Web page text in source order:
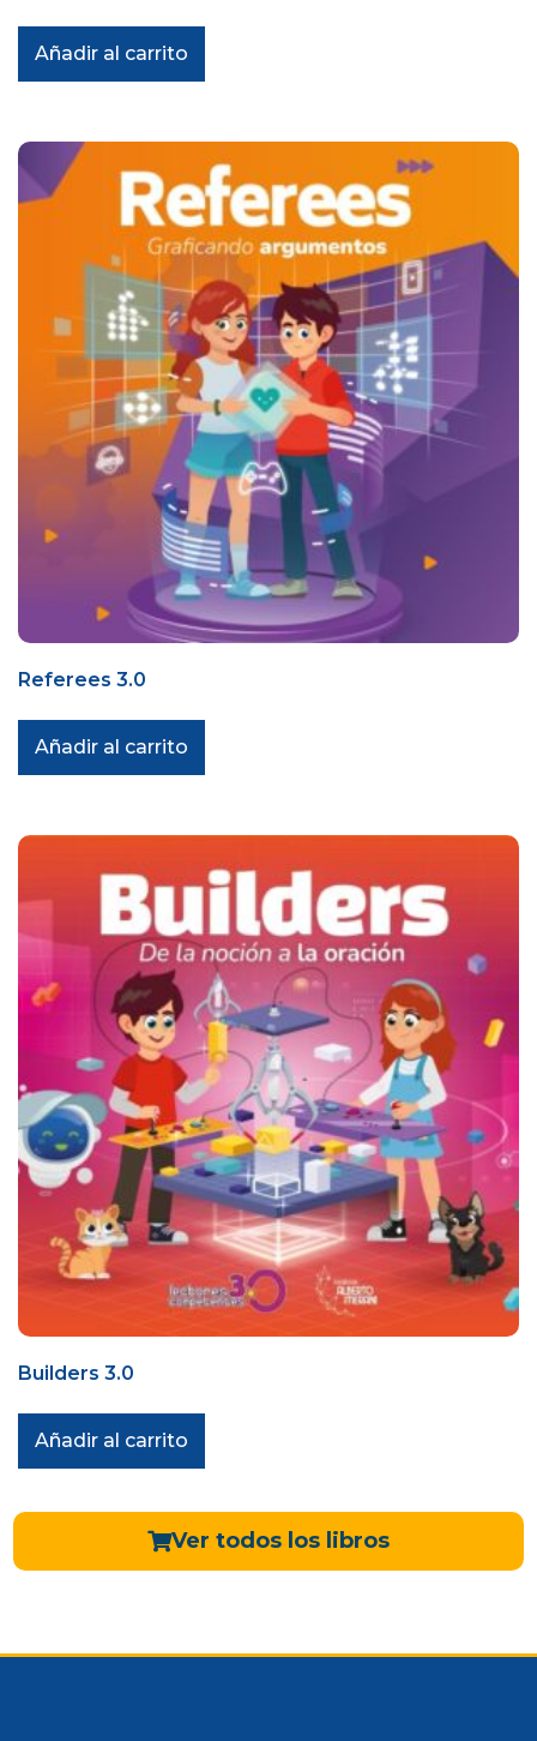
Añadir al carrito
Referees 3.0
Añadir al carrito
Builders 3.0
Añadir al carrito
Ver todos los libros